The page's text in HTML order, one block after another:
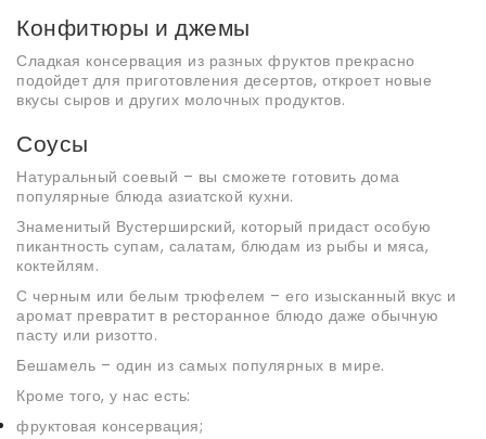
Конфитюры и джемы
Сладкая консервация из разных фруктов прекрасно
подойдет для приготовления десертов, откроет новые
вкусы сыров и других молочных продуктов.
Соусы
Натуральный соевый – вы сможете готовить дома
популярные блюда азиатской кухни.
Знаменитый Вустерширский, который придаст особую
пикантность супам, салатам, блюдам из рыбы и мяса,
коктейлям.
С черным или белым трюфелем – его изысканный вкус и
аромат превратит в ресторанное блюдо даже обычную
пасту или ризотто.
Бешамель – один из самых популярных в мире.
Кроме того, у нас есть:
фруктовая консервация;